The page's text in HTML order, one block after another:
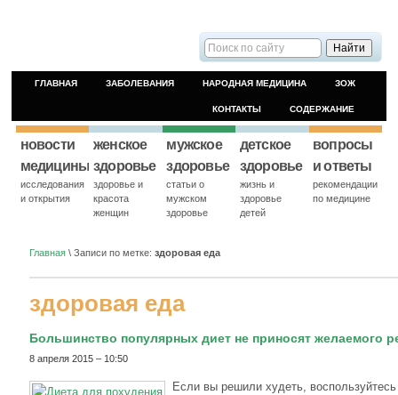
ГЛАВНАЯ ЗАБОЛЕВАНИЯ НАРОДНАЯ МЕДИЦИНА ЗОЖ
КОНТАКТЫ СОДЕРЖАНИЕ
новости
медицины
исследования
и открытия
женское
здоровье
здоровье и
красота
женщин
мужское
здоровье
статьи о
мужском
здоровье
детское
здоровье
жизнь и
здоровье
детей
вопросы
и ответы
рекомендации
по медицине
Главная \ Записи по метке: здоровая еда
здоровая еда
Большинство популярных диет не приносят желаемого
8 апреля 2015 – 10:50
Если вы решили худеть,